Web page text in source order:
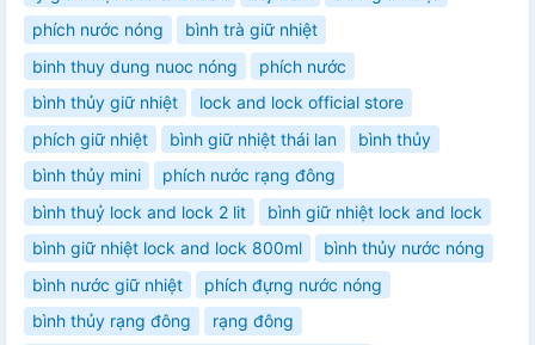
phích nước nóng
bình trà giữ nhiệt
binh thuy dung nuoc nóng
phích nước
bình thủy giữ nhiệt
lock and lock official store
phích giữ nhiệt
bình giữ nhiệt thái lan
bình thủy
bình thủy mini
phích nước rạng đông
bình thuỷ lock and lock 2 lit
bình giữ nhiệt lock and lock
bình giữ nhiệt lock and lock 800ml
bình thủy nước nóng
bình nước giữ nhiệt
phích đựng nước nóng
bình thủy rạng đông
rạng đông